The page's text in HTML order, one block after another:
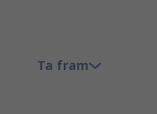
Ta fram